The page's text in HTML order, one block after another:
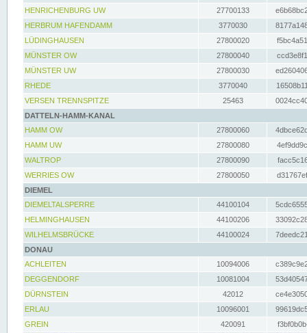
HENRICHENBURG UW
27700133
HERBRUM HAFENDAMM
3770030
LÜDINGHAUSEN
27800020
MÜNSTER OW
27800040
MÜNSTER UW
27800030
RHEDE
3770040
VERSEN TRENNSPITZE
25463
DATTELN-HAMM-KANAL
HAMM OW
27800060
HAMM UW
27800080
WALTROP
27800090
WERRIES OW
27800050
DIEMEL
DIEMELTALSPERRE
44100104
HELMINGHAUSEN
44100206
WILHELMSBRÜCKE
44100024
DONAU
ACHLEITEN
10094006
DEGGENDORF
10081004
DÜRNSTEIN
42012
ERLAU
10096001
GREIN
420091